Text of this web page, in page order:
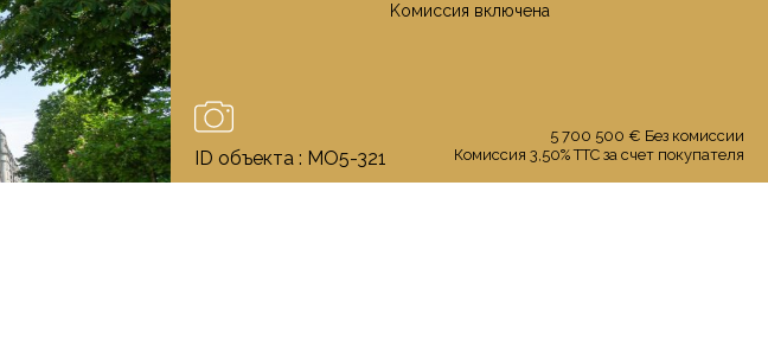
Kомиссия включенa
5 700 500 € Бeз комиссии
Комиссия 3,50% TTC за счет покупателя
ID объекта : MO5-321